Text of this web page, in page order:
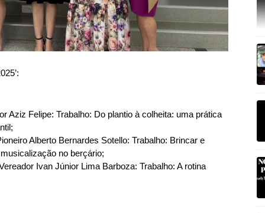
Aziz Felipe: Trabalho: Do plantio à colheita: uma prática
Alberto Bernardes Sotello: Trabalho: Brincar e
no berçário;
Ivan Júnior Lima Barboza: Trabalho: A rotina